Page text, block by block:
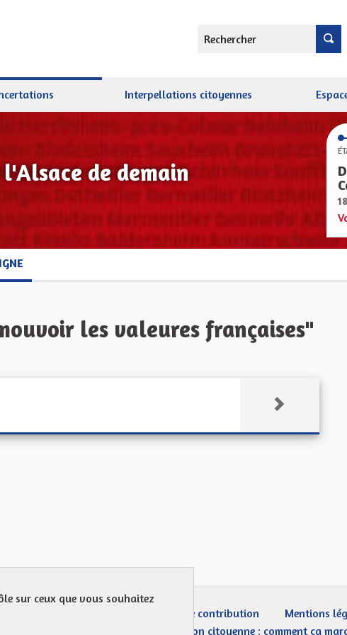
Rechercher
Interpellations citoyennes
de demain
les valeures françaises"
Charte de contribution
Mentions
Droit d’interpellation citoyenne : comment ça
sur ceux que vous souhaitez